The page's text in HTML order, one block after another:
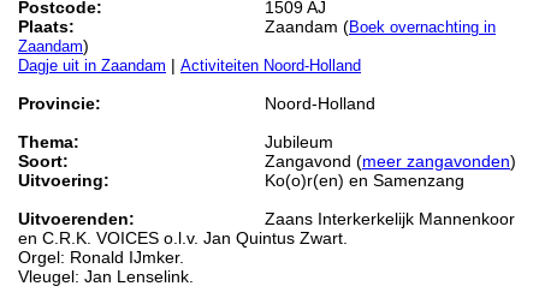
Postcode:
1509 AJ
Plaats:
Zaandam (Boek overnachting in
Zaandam)
Dagje uit in Zaandam | Activiteiten Noord-Holland
Provincie:
Noord-Holland
Thema:
Jubileum
Soort:
Zangavond (meer zangavonden)
Uitvoering:
Ko(o)r(en) en Samenzang
Uitvoerenden:
Zaans Interkerkelijk Mannenkoor
en C.R.K. VOICES o.l.v. Jan Quintus Zwart.
Orgel: Ronald IJmker.
Vleugel: Jan Lenselink.